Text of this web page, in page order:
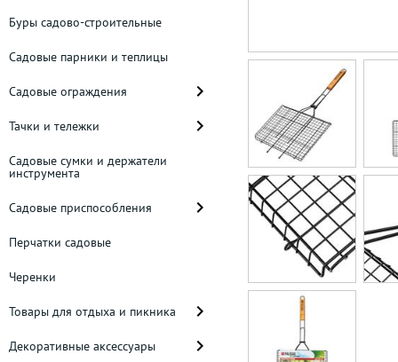
Буры садово-строительные
Садовые парники и теплицы
Садовые ограждения
Тачки и тележки
Садовые сумки и держатели
инструмента
Садовые приспособления
Перчатки садовые
Черенки
Товары для отдыха и пикника
Декоративные аксессуары